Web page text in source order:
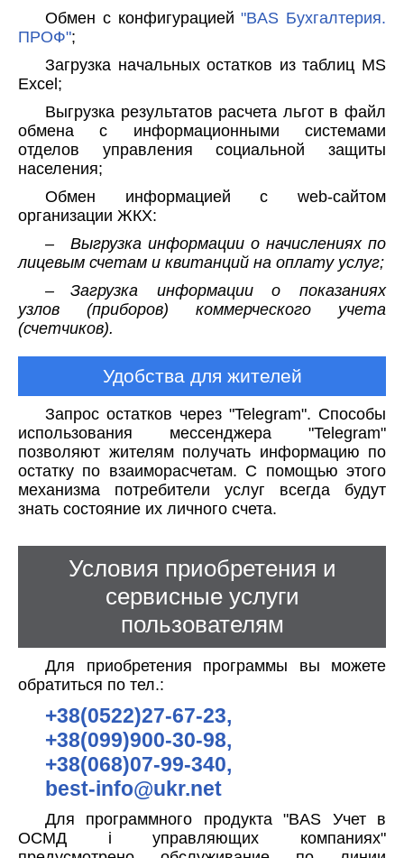
Обмен с конфигурацией"BAS Бухгалтерия.
ПРОФ";
Загрузка начальных остатков из таблиц MS
Excel;
Выгрузка результатов расчета льгот в файл
обмена с информационными системами
отделов управления социальной защиты
населения;
Обмен информацией с web-сайтом
организации ЖКХ:
– Выгрузка информации о начислениях по
лицевым счетам и квитанций на оплату услуг;
– Загрузка информации о показаниях
узлов (приборов) коммерческого учета
(счетчиков).
Удобства для жителей
Запрос остатков через "Telegram". Способы
использования мессенджера "Telegram"
позволяют жителям получать информацию по
остатку по взаиморасчетам. С помощью этого
механизма потребители услуг всегда будут
знать состояние их личного счета.
Условия приобретения и
сервисные услуги
пользователям
Для приобретения программы вы можете
обратиться по тел.:
+38(0522)27-67-23,
+38(099)900-30-98,
+38(068)07-99-340,
best-info@ukr.net
Для программного продукта "BAS Учет в
ОСМД і управляющих компаниях"